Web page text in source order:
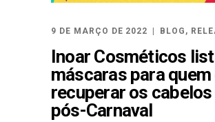
9 DE MARÇO DE 2022 BLOG ,
Inoar Cosméticos
máscaras para quem
recuperar os cabelos
pós-Carnaval